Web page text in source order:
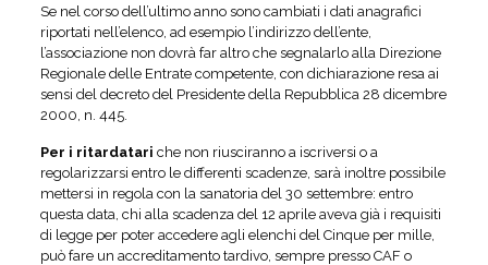
Se nel corso dell’ultimo anno sono cambiati i dati anagrafici
riportati nell’elenco, ad esempio l’indirizzo dell’ente,
l’associazione non dovrà far altro che segnalarlo alla Direzione
Regionale delle Entrate competente, con dichiarazione resa ai
sensi del decreto del Presidente della Repubblica 28 dicembre
2000, n. 445.
Per i ritardatari che non riusciranno a iscriversi o a
regolarizzarsi entro le differenti scadenze, sarà inoltre possibile
mettersi in regola con la sanatoria del 30 settembre: entro
questa data, chi alla scadenza del 12 aprile aveva già i requisiti
di legge per poter accedere agli elenchi del Cinque per mille,
può fare un accreditamento tardivo, sempre presso CAF o